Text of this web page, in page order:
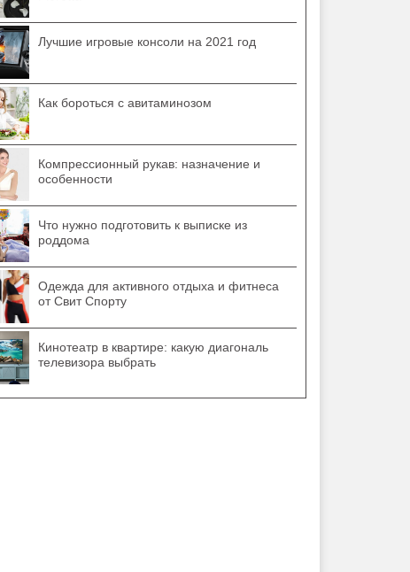
Лучшие игровые консоли на 2021 год
Как бороться с авитаминозом
Компрессионный рукав: назначение и
особенности
Что нужно подготовить к выписке из
роддома
Одежда для активного отдыха и фитнеса
от Свит Спорту
Кинотеатр в квартире: какую диагональ
телевизора выбрать